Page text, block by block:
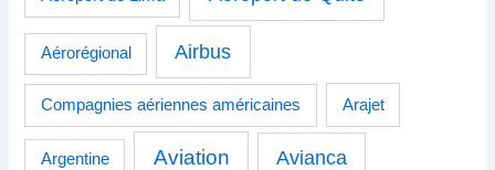
Aérorégional Airbus
Compagnies aériennes américaines Arajet
Argentine Aviation Avianca